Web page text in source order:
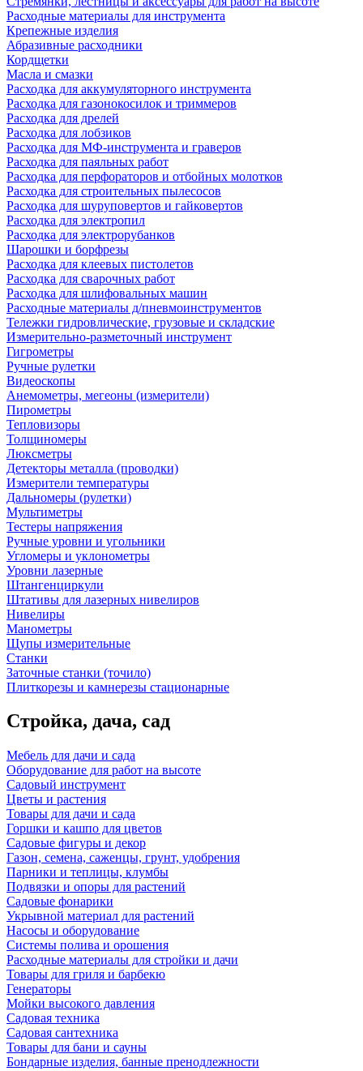
Расходные материалы для инструмента
Крепежные изделия
Абразивные расходники
Кордщетки
Масла и смазки
Расходка для аккумуляторного инструмента
Расходка для газонокосилок и триммеров
Расходка для дрелей
Расходка для лобзиков
Расходка для МФ-инструмента и граверов
Расходка для паяльных работ
Расходка для перфораторов и отбойных молотков
Расходка для строительных пылесоcов
Расходка для шуруповертов и гайковертов
Расходка для электропил
Расходка для электрорубанков
Шарошки и борфрезы
Расходка для клеевых пистолетов
Расходка для сварочных работ
Расходка для шлифовальных машин
Расходные материалы д/пневмоинструментов
Тележки гидровлические, грузовые и складские
Измерительно-разметочный инструмент
Гигрометры
Ручные рулетки
Видеоскопы
Анемометры, мегеоны (измерители)
Пирометры
Тепловизоры
Толщиномеры
Люксметры
Детекторы металла (проводки)
Измерители температуры
Дальномеры (рулетки)
Мультиметры
Тестеры напряжения
Ручные уровни и угольники
Угломеры и уклонометры
Уровни лазерные
Штангенциркули
Штативы для лазерных нивелиров
Нивелиры
Манометры
Щупы измерительные
Станки
Заточные станки (точило)
Плиткорезы и камнерезы стационарные
Стройка, дача, сад
Мебель для дачи и сада
Оборудование для работ на высоте
Садовый инструмент
Цветы и растения
Товары для дачи и сада
Горшки и кашпо для цветов
Садовые фигуры и декор
Газон, семена, саженцы, грунт, удобрения
Парники и теплицы, клумбы
Подвязки и опоры для растений
Садовые фонарики
Укрывной материал для растений
Насосы и оборудование
Системы полива и орошения
Расходные материалы для стройки и дачи
Товары для гриля и барбекю
Генераторы
Мойки высокого давления
Садовая техника
Садовая сантехника
Товары для бани и сауны
Бондарные изделия, банные пренодлежности